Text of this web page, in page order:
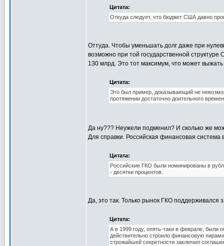
Цитата:
Откуда следует, что бюджет США давно
Оттуда. Чтобы уменьшать долг даже при
возможно при той государственной
130 млрд. Это тот максимум, что может
Цитата:
Это был пример, доказывающий не
протяжении достаточно доительного
Да ну??? Неужели подменил? И сколько же
Для справки. Российская финансовая
Цитата:
Российские ГКО были номинированы в
- десятки процентов.
Да, это так. Только рынок ГКО поддерживался
Цитата:
А в 1999 году, опять-таки в феврале, были
действительно строило финансовую
строжайшей секретности заключил